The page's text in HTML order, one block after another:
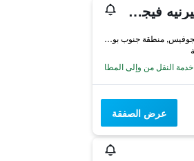
ريزيدانسه أو تشيرنيه فيجه جيسكيه بوديهجوفيسه
U Cerne Veze 13, كي بوديجوفيس, منطقة جنوب بوهيميا, جمهورية التشيك
خدمة النقل من وإلى المطار
عرض الصفقة